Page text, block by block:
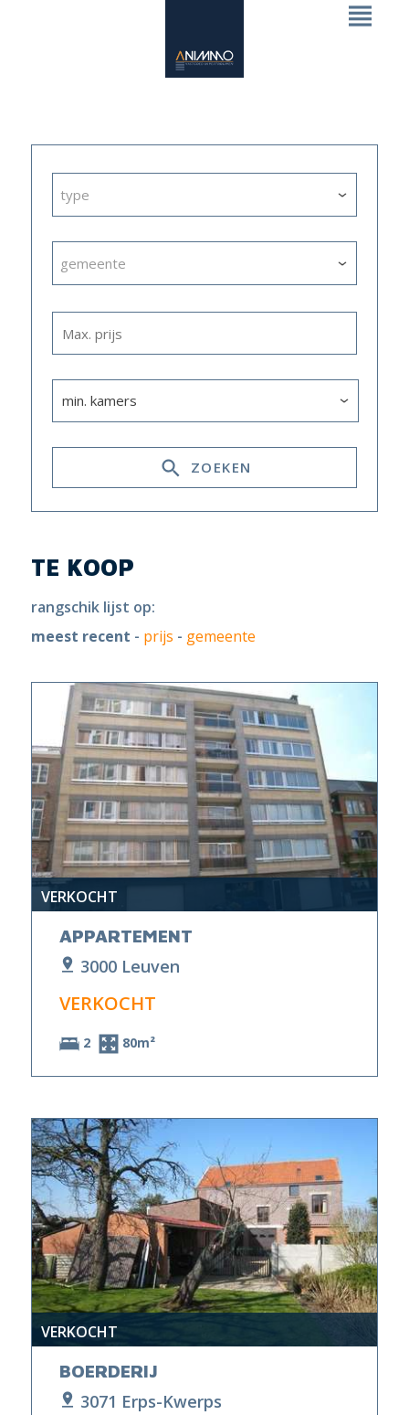
type
gemeente
ZOEKEN
TE KOOP
rangschik lijst op:
meest recent - prijs - gemeente
VERKOCHT
APPARTEMENT
3000 Leuven
VERKOCHT
2 80m²
VERKOCHT
BOERDERIJ
3071 Erps-Kwerps